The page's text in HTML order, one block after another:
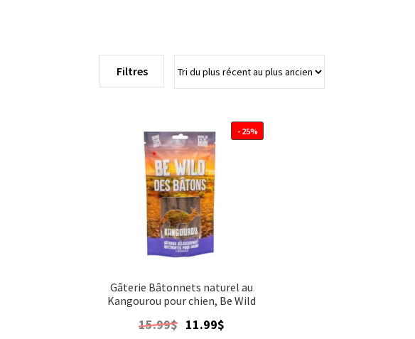
Filtres
Gâterie Bâtonnets naturel au
Kangourou pour chien, Be Wild
- 25%
15.99$
Le11.99$